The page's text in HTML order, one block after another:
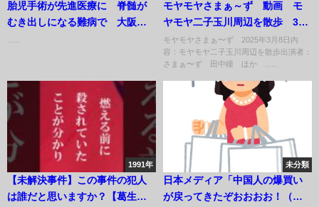
胎児手術が先進医療に 脊髄が
むき出しになる難病で 大阪大
モヤモヤさまぁ～ず 動画 モ
ヤモヤ二子玉川周辺を散歩 3月
8日
モヤモヤさまぁ〜ず 2025年3月8日内
容：モヤモヤ二子玉川周辺を散歩出演者：
さまぁ〜ず 田中瞳 ほか ......
1991年
【未解決事件】この事件の犯人
は誰だと思いますか？【葛生事
未分類
日本メディア「中国人の爆買い
が戻ってきたぞおおおお！（歓